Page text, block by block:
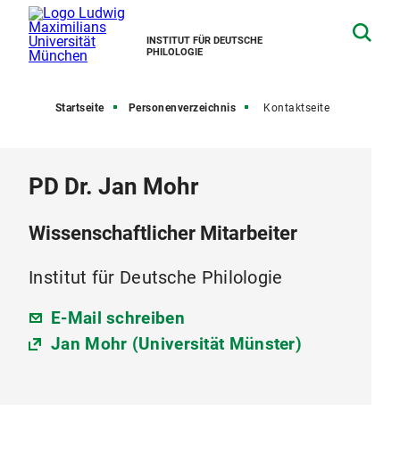
INSTITUT FÜR DEUTSCHE
PHILOLOGIE
Startseite Personenverzeichnis Kontaktseite
PD Dr. Jan Mohr
Wissenschaftlicher Mitarbeiter
Institut für Deutsche Philologie
E-Mail schreiben
Jan Mohr (Universität Münster)